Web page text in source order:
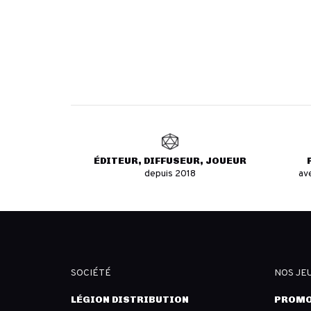
ÉDITEUR, DIFFUSEUR, JOUEUR
depuis 2018
SOCIÉTÉ
LÉGION DISTRIBUTION
NOS